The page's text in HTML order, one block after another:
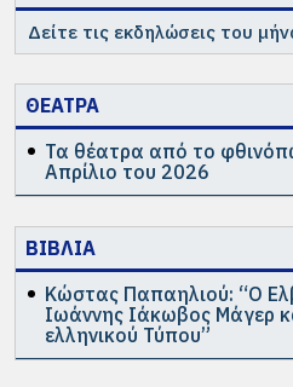
Δείτε τις εκδηλώσεις του
ΘΕΑΤΡΑ
Τα θέατρα από το
Απρίλιο του 2026
ΒΙΒΛΙΑ
Κώστας Παπαηλιού: “Ο
Ιωάννης Ιάκωβος Μάγερ
ελληνικού Τύπου”